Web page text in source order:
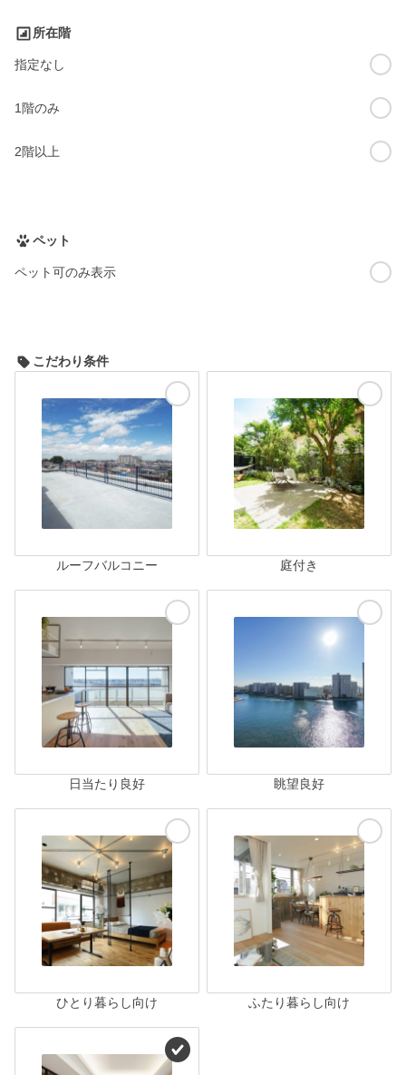
所在階
指定なし
1階のみ
2階以上
ペット
ペット可のみ表示
こだわり条件
ルーフバルコニー 庭付き
日当たり良好 眺望良好
ひとり暮らし向け ふたり暮らし向け